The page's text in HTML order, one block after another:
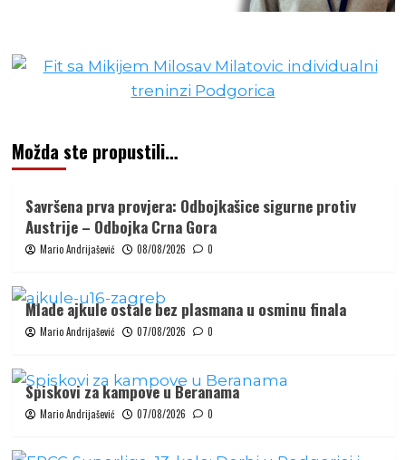
Možda ste propustili…
Savršena prva provjera: Odbojkašice sigurne protiv
Austrije – Odbojka Crna Gora
Mario Andrijašević 08/08/2026 0
Mlade ajkule ostale bez plasmana u osminu finala
Mario Andrijašević 07/08/2026 0
Spiskovi za kampove u Beranama
Mario Andrijašević 07/08/2026 0